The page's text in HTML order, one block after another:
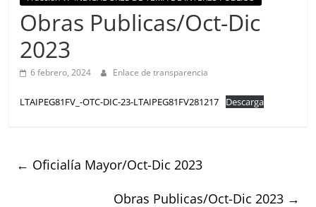
Obras Publicas/Oct-Dic
2023
6 febrero, 2024 Enlace de transparencia
LTAIPEG81FV_-OTC-DIC-23-LTAIPEG81FV281217 Descarga
← Oficialía Mayor/Oct-Dic 2023
Obras Publicas/Oct-Dic 2023 →